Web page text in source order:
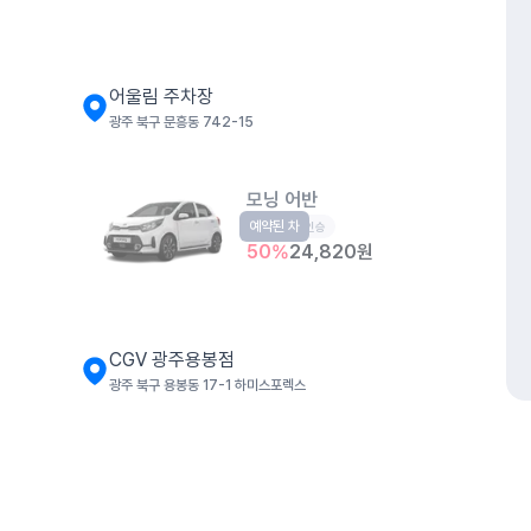
어울림 주차장
광주 북구 문흥동 742-15
모닝 어반
경형 5인승
50%24,820원
예약된 차
CGV 광주용봉점
광주 북구 용봉동 17-1 하미스포렉스